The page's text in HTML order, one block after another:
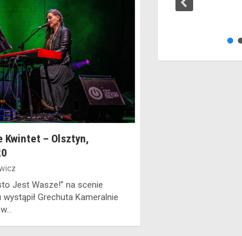
Kwintet – Olsztyn,
Jest Wasze!” na scenie
Grechuta Kameralnie